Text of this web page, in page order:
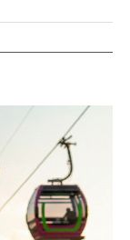
en todo el
en los
, incluyendo a
unirse al
se reunió